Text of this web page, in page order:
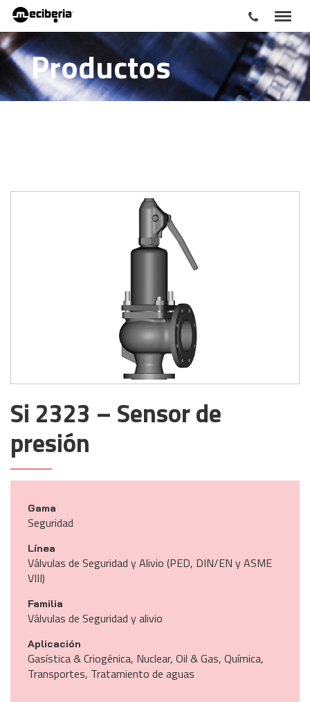
Productos
Si 2323 – Sensor de
presión
Gama
Seguridad
Línea
Válvulas de Seguridad y Alivio (PED, DIN/EN y ASME
VIII)
Familia
Válvulas de Seguridad y alivio
Aplicación
Gasística & Criogénica, Nuclear, Oil & Gas, Química,
Transportes, Tratamiento de aguas